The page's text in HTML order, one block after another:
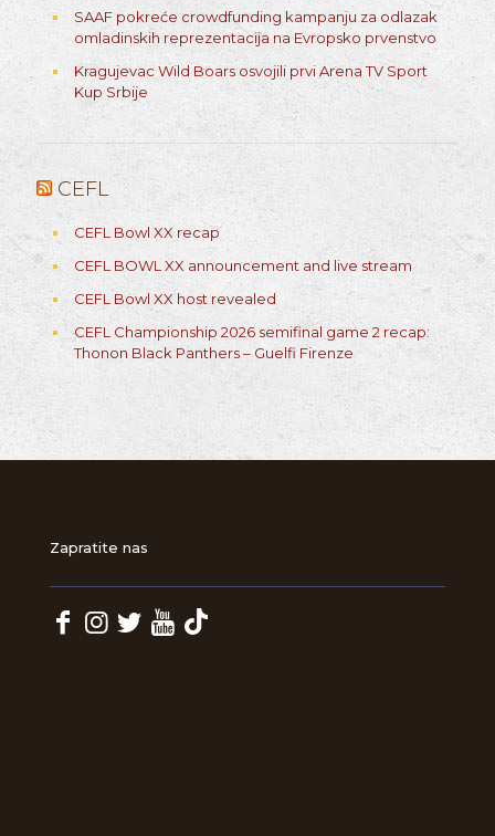
SAAF pokreće crowdfunding kampanju za odlazak
omladinskih reprezentacija na Evropsko prvenstvo
Kragujevac Wild Boars osvojili prvi Arena TV Sport
Kup Srbije
CEFL
CEFL Bowl XX recap
CEFL BOWL XX announcement and live stream
CEFL Bowl XX host revealed
CEFL Championship 2026 semifinal game 2 recap:
Thonon Black Panthers – Guelfi Firenze
Zapratite nas